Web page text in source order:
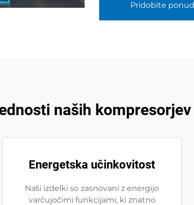
Pridobite
naših
Energetska učinkovitost
Naši izdelki so zasnovani z energijo
varčujočimi funkcijami, ki znatno